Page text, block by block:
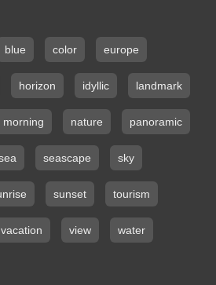
blue color europe
horizon idyllic landmark
morning nature panoramic
seascape sky
sunset tourism
vacation view water